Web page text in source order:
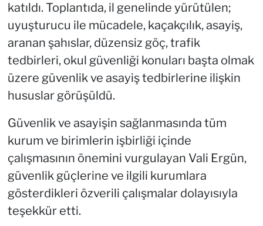
katıldı. Toplantıda, il genelinde yürütülen;
uyuşturucu ile mücadele, kaçakçılık, asayiş,
aranan şahıslar, düzensiz göç, trafik
tedbirleri, okul güvenliği konuları başta olmak
üzere güvenlik ve asayiş tedbirlerine ilişkin
hususlar görüşüldü.
Güvenlik ve asayişin sağlanmasında tüm
kurum ve birimlerin işbirliği içinde
çalışmasının önemini vurgulayan Vali Ergün,
güvenlik güçlerine ve ilgili kurumlara
gösterdikleri özverili çalışmalar dolayısıyla
teşekkür etti.